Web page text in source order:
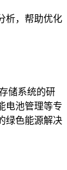
析，帮助优化
储系统的研
电池管理等专
绿色能源解决